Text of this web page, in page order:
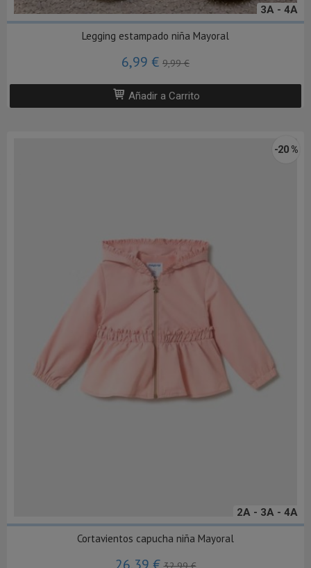
3A - 4A
Legging estampado niña Mayoral
6,99 € 9,99 €
Añadir a Carrito
2A - 3A - 4A
-20 %
Cortavientos capucha niña Mayoral
26,39 €